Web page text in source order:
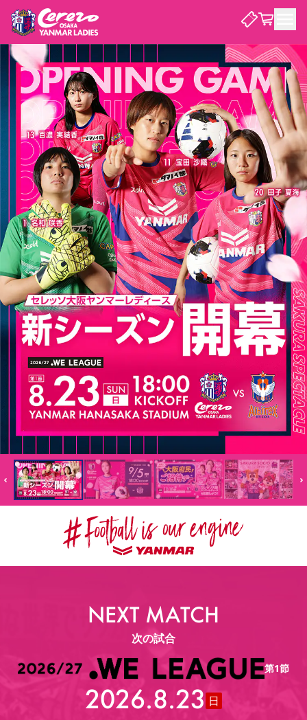
試合・チーム
試合について
試合日程 / 結果 順位表
チームについて
選手・スタッフ スケジュール アクセス セレッソ大阪 アカデミー
観戦する
チケット
チケット情報 価格・席種 シーズンシート
観戦ガイド
キッズ向けサービス 観戦マナー&ルール
スタジアム
YANMAR HANASAKA STADIUM
クラブを知る
セレッソ大阪ヤンマーレデ
ィースについて
クラブ紹介 沿革 シーズン記録
サポートする
パートナー・スポンサー一覧
スポーツクラブ
スポーツクラブ
ニュース
ニュース
すべて チーム グッズ チケット イベント パートナー
セレッソ大阪
アカデミー
NEXT MATCH
次の試合
第1節
2026.8.23 日